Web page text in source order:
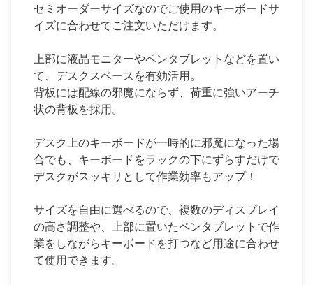
セミオーダーサイズなのでご使用のキーボードサ
イズに合わせてご注文いただけます。
上部に液晶モニターやペンタブレットなどを置い
て、デスクスペースを有効活用。
背板には配線の邪魔にならず、荷重に強いアーチ
状の背板を採用。
デスク上のキーボードが一時的に邪魔になった場
合でも、キーボードをラックの下にずらすだけで
デスクがスッキリとして作業効率もアップ！
サイズを自由に選べるので、複数のディスプレイ
の高さ調整や、上部に置いたペンタブレットで作
業をしながらキーボードを打つなど用途に合わせ
て使用できます。